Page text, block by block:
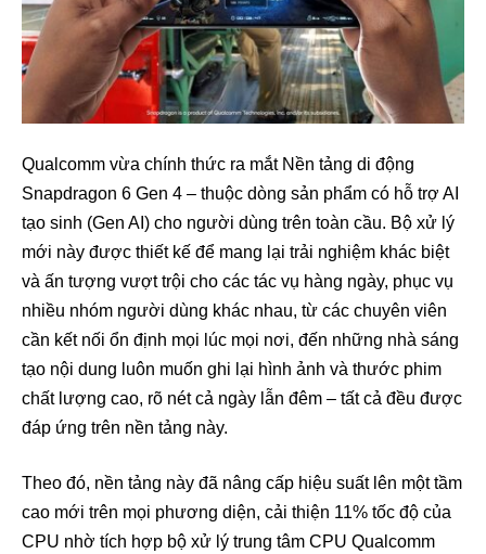
Qualcomm vừa chính thức ra mắt Nền tảng di động
Snapdragon 6 Gen 4 – thuộc dòng sản phẩm có hỗ trợ AI
tạo sinh (Gen AI) cho người dùng trên toàn cầu. Bộ xử lý
mới này được thiết kế để mang lại trải nghiệm khác biệt
và ấn tượng vượt trội cho các tác vụ hàng ngày, phục vụ
nhiều nhóm người dùng khác nhau, từ các chuyên viên
cần kết nối ổn định mọi lúc mọi nơi, đến những nhà sáng
tạo nội dung luôn muốn ghi lại hình ảnh và thước phim
chất lượng cao, rõ nét cả ngày lẫn đêm – tất cả đều được
đáp ứng trên nền tảng này.
Theo đó, nền tảng này đã nâng cấp hiệu suất lên một tầm
cao mới trên mọi phương diện, cải thiện 11% tốc độ của
CPU nhờ tích hợp bộ xử lý trung tâm CPU Qualcomm